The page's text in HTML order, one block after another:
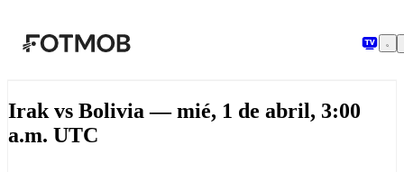
Irak vs Bolivia — mié, 1 de abril, 3:00
a.m. UTC